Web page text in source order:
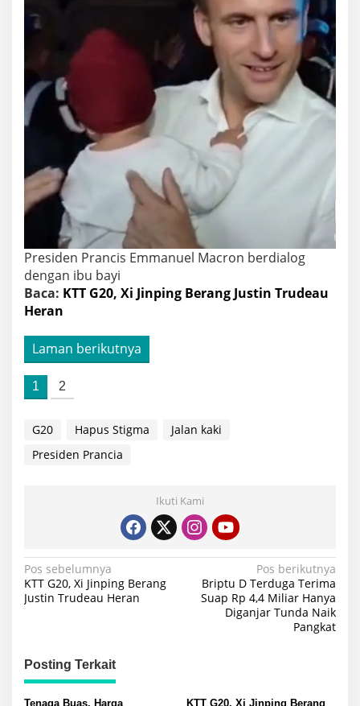
Presiden Prancis Emmanuel Macron berdialog
dengan ibu bayi
Baca: KTT G20, Xi Jinping Berang Justin Trudeau
Heran
Laman berikutnya
1 2
G20 Hapus Stigma
Jalan kaki
Presiden Prancia
Ikuti Kami
Navigasi
pos
Pos sebelumnya
KTT G20, Xi Jinping Berang
Justin Trudeau Heran
Pos berikutnya
Briptu D Terduga Terima
Suap Rp 4,4 Miliar Hanya
Diganjar Tunda Naik
Pangkat
Posting Terkait
Tenaga Buas, Harga KTT G20, Xi Jinping Berang